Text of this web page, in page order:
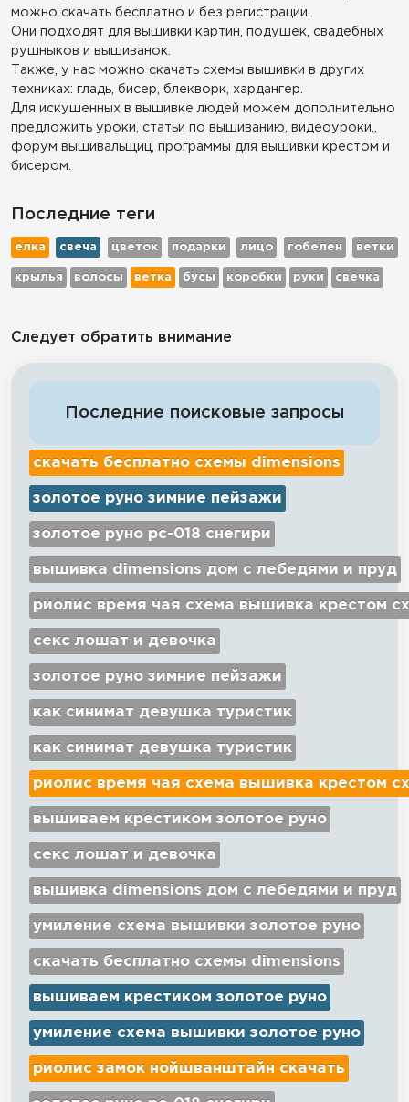
можно скачать бесплатно и без регистрации.
Они подходят для вышивки картин, подушек, свадебных
рушныков и вышиванок.
Также, у нас можно скачать схемы вышивки в других
техниках: гладь, бисер, блекворк, хардангер.
Для искушенных в вышивке людей можем дополнительно
предложить уроки, статьи по вышиванию, видеоуроки,,
форум вышивальщиц, программы для вышивки крестом и
бисером.
Последние теги
елка свеча цветок подарки лицо гобелен ветки
крылья волосы ветка бусы коробки руки свечка
Следует обратить внимание
Последние поисковые запросы
скачать бесплатно схемы dimensions
золотое руно зимние пейзажи
золотое руно рс-018 снегири
вышивка dimensions дом с лебедями и пруд
риолис время чая схема вышивка крестом
секс лошат и девочка
золотое руно зимние пейзажи
как синимат девушка туристик
как синимат девушка туристик
риолис время чая схема вышивка крестом
вышиваем крестиком золотое руно
секс лошат и девочка
вышивка dimensions дом с лебедями и пруд
умиление схема вышивки золотое руно
скачать бесплатно схемы dimensions
вышиваем крестиком золотое руно
умиление схема вышивки золотое руно
риолис замок нойшванштайн скачать